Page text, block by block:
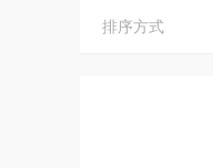
排序方式